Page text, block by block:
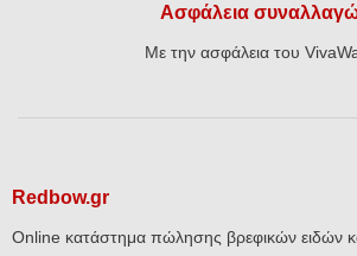
Ασφάλεια
Με την ασφάλεια του
Redbow.gr
Online κατάστημα πώλησης βρεφικών ειδών